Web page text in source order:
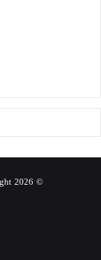
© Copyright 2026